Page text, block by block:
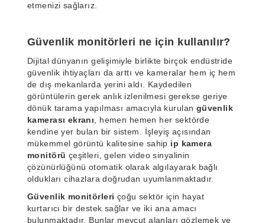
etmenizi sağlarız.
Güvenlik monitörleri ne için kullanılır?
Dijital dünyanın gelişimiyle birlikte birçok endüstride
güvenlik ihtiyaçları da arttı ve kameralar hem iç hem
de dış mekanlarda yerini aldı. Kaydedilen
görüntülerin gerek anlık izlenilmesi gerekse geriye
dönük tarama yapılması amacıyla kurulan güvenlik
kamerası ekranı , hemen hemen her sektörde
kendine yer bulan bir sistem. İşleyiş açısından
mükemmel görüntü kalitesine sahip ip kamera
monitörü çeşitleri, gelen video sinyalinin
çözünürlüğünü otomatik olarak algılayarak bağlı
oldukları cihazlara doğrudan uyumlanmaktadır.
Güvenlik monitörleri çoğu sektör için hayat
kurtarıcı bir destek sağlar ve iki ana amacı
bulunmaktadır. Bunlar mevcut alanları gözlemek ve